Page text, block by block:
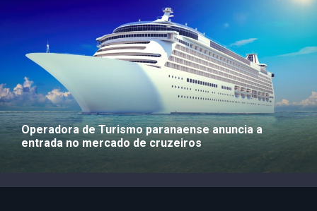
Operadora de Turismo paranaense anuncia a
entrada no mercado de cruzeiros